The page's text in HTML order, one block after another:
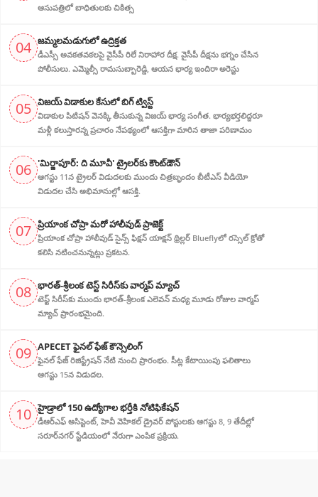
ఆసుపత్రిలో బాధితులకు చికిత్స
04 జ‌మ్మ‌ల‌మ‌డుగులో ఉద్రిక్త‌త‌
డీఎస్సీ అవ‌క‌త‌వ‌క‌ల‌పై వైసీపీ రిలే నిరాహార‌ దీక్ష‌. వైసీపీ దీక్ష‌ను భ‌గ్నం చేసిన
పోలీసులు. ఎమ్మెల్సీ రామసుబ్బారెడ్డి, ఆయ‌న‌ భార్య ఇందిరా అరెస్టు
05 విజ‌య్ విడాకుల కేసులో బిగ్ ట్విస్ట్‌
విడాకుల‌ పిటిషన్ వెన‌క్కి తీసుకున్న విజ‌య్ భార్య‌ సంగీత. భార్య‌భ‌ర్త‌లిద్ద‌రూ
మళ్లీ కలుస్తారన్న ప్రచారం నేపథ్యంలో ఆస‌క్తిగా మారిన తాజా పరిణామం
06 'మిర్జాపూర్: ది మూవీ' ట్రైలర్‌కు కౌంట్‌డౌన్
ఆగస్టు 11న ట్రైలర్ విడుదలకు ముందు చిత్రబృందం బీటీఎస్ వీడియో
విడుదల చేసి అభిమానుల్లో ఆసక్తి.
07 ప్రియాంక చోప్రా మరో హాలీవుడ్ ప్రాజెక్ట్
ప్రియాంక చోప్రా హాలీవుడ్ సైన్స్ ఫిక్షన్ యాక్షన్ థ్రిల్లర్ Blueflyలో రస్సెల్ క్రోతో
కలిసి నటించనున్నట్లు ప్రకటన.
08 భారత్-శ్రీలంక టెస్ట్ సిరీస్‌కు వార్మప్ మ్యాచ్
టెస్ట్ సిరీస్‌కు ముందు భారత్-శ్రీలంక ఎలెవన్ మధ్య మూడు రోజుల వార్మప్
మ్యాచ్ ప్రారంభమైంది.
09 APECET ఫైనల్ ఫేజ్ కౌన్సెలింగ్
ఫైనల్ ఫేజ్ రిజిస్ట్రేషన్ నేటి నుంచి ప్రారంభం. సీట్ల కేటాయింపు ఫలితాలు
ఆగస్టు 15న విడుదల.
10 హైడ్రాలో 150 ఉద్యోగాల భర్తీకి నోటిఫికేషన్
డీఆర్‌ఎఫ్ అసిస్టెంట్, హెవీ వెహికల్ డ్రైవర్ పోస్టులకు ఆగస్టు 8, 9 తేదీల్లో
సరూర్‌నగర్ స్టేడియంలో నేరుగా ఎంపిక ప్రక్రియ.